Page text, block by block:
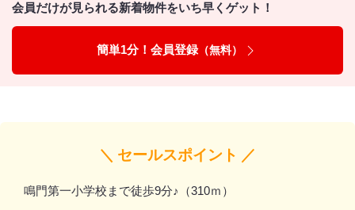
会員だけが見られる新着物件をいち早くゲット！
簡単1分！会員登録（無料）
＼ セールスポイント ／
鳴門第一小学校まで徒歩9分♪（310ｍ）